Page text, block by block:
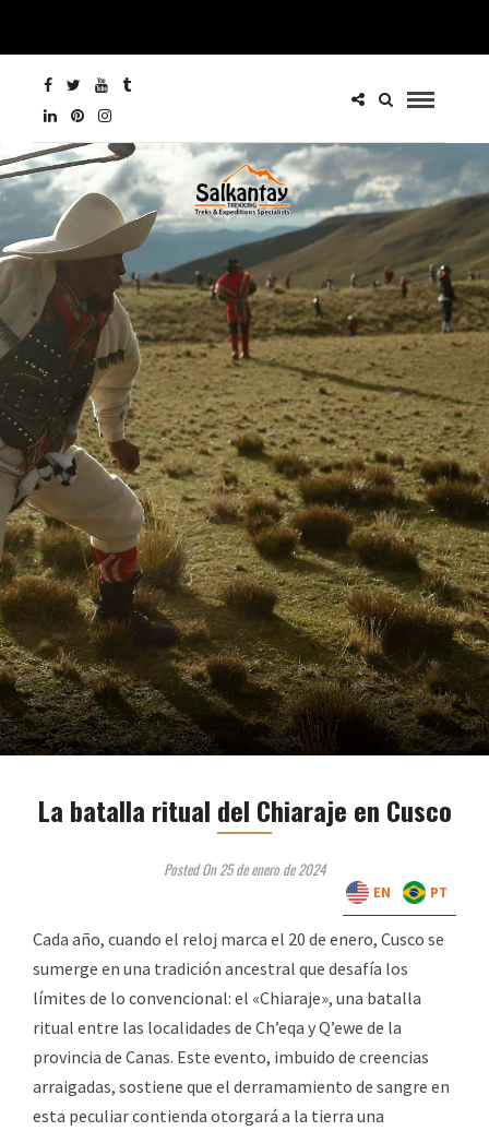
La batalla ritual del Chiaraje en Cusco
Posted On 25 de enero de 2024
Cada año, cuando el reloj marca el 20 de enero, Cusco se
sumerge en una tradición ancestral que desafía los
límites de lo convencional: el «Chiaraje», una batalla
ritual entre las localidades de Ch’eqa y Q’ewe de la
provincia de Canas. Este evento, imbuido de creencias
arraigadas, sostiene que el derramamiento de sangre en
esta peculiar contienda otorgará a la tierra una
EN PT